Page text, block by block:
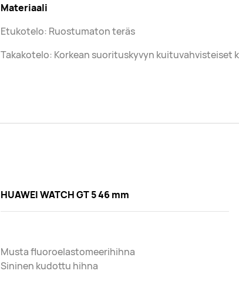
Materiaali
Etukotelo: Ruostumaton teräs
Takakotelo: Korkean suorituskyvyn kuituvahvisteiset
HUAWEI WATCH GT 5 46 mm
Musta fluoroelastomeerihihna
Sininen kudottu hihna